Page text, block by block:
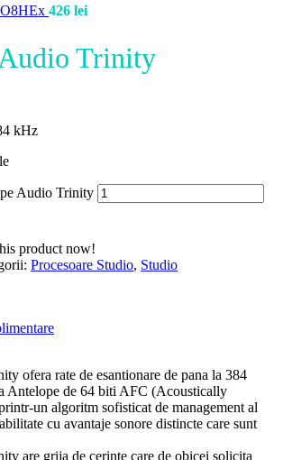
426 lei
Trinity
kHz
Audio Trinity
product now!
Procesoare Studio, Studio
ofera rate de esantionare de pana la 384
Antelope de 64 biti AFC (Acoustically
un algoritm sofisticat de management al
cu avantaje sonore distincte care sunt
are grija de cerinte care de obicei solicita